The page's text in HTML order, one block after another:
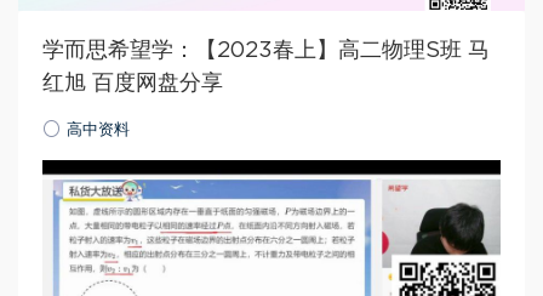
学而思希望学：【2023春上】高二物理S班 马
红旭 百度网盘分享
高中资料